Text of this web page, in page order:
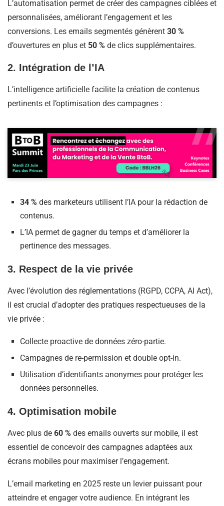
L’automatisation permet de créer des campagnes ciblées et
personnalisées, améliorant l’engagement et les
conversions. Les emails segmentés génèrent 30 %
d’ouvertures en plus et 50 % de clics supplémentaires. ​
2. Intégration de l’IA
L’intelligence artificielle facilite la création de contenus
pertinents et l’optimisation des campagnes :​
34 % des marketeurs utilisent l’IA pour la rédaction de
contenus.
L’IA permet de gagner du temps et d’améliorer la
pertinence des messages.​
3. Respect de la vie privée
Avec l’évolution des réglementations (RGPD, CCPA, AI Act),
il est crucial d’adopter des pratiques respectueuses de la
vie privée :​
Collecte proactive de données zéro-partie.
Campagnes de re-permission et double opt-in.
Utilisation d’identifiants anonymes pour protéger les
données personnelles. ​
4. Optimisation mobile
Avec plus de 60 % des emails ouverts sur mobile, il est
essentiel de concevoir des campagnes adaptées aux
écrans mobiles pour maximiser l’engagement. ​
L’email marketing en 2025 reste un levier puissant pour
atteindre et engager votre audience. En intégrant les